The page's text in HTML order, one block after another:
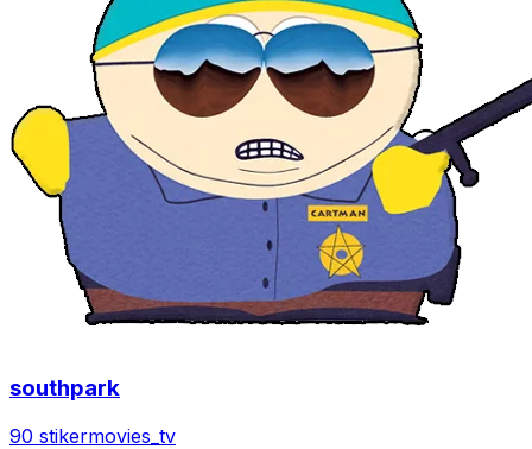
southpark
90 stikermovies_tv